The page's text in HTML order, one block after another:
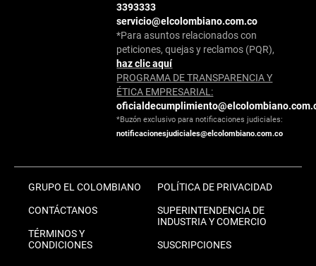
3393333
servicio@elcolombiano.com.co
*Para asuntos relacionados con
peticiones, quejas y reclamos (PQR),
haz clic aquí
PROGRAMA DE TRANSPARENCIA Y
ÉTICA EMPRESARIAL:
*Buzón exclusivo para notificaciones judiciales:
notificacionesjudiciales@elcolombiano.com.co
GRUPO EL COLOMBIANO
CONTÁCTANOS
TÉRMINOS Y
CONDICIONES
POLÍTICA DE PRIVACIDAD
SUPERINTENDENCIA DE
INDUSTRIA Y COMERCIO
SUSCRIPCIONES